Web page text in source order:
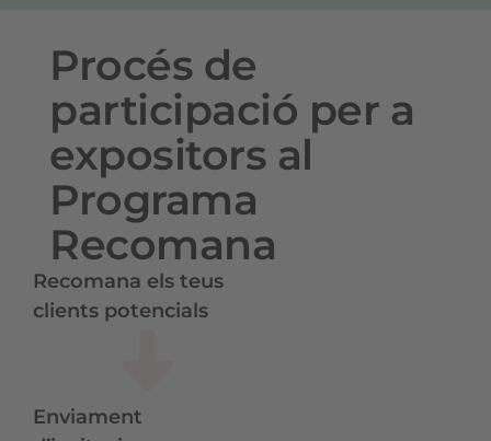
Procés de
participació per a
expositors al
Programa
Recomana
Recomana els teus
clients potencials
Enviament